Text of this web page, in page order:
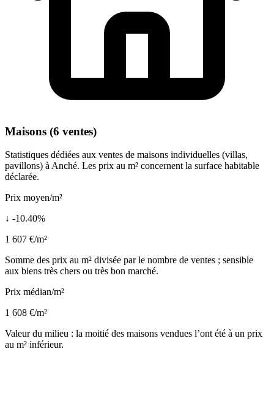
Maisons (6 ventes)
Statistiques dédiées aux ventes de maisons individuelles (villas,
pavillons) à Anché. Les prix au m² concernent la surface habitable
déclarée.
Prix moyen/m²
↓ -10.40%
1 607 €/m²
Somme des prix au m² divisée par le nombre de ventes ; sensible
aux biens très chers ou très bon marché.
Prix médian/m²
1 608 €/m²
Valeur du milieu : la moitié des maisons vendues l’ont été à un prix
au m² inférieur.